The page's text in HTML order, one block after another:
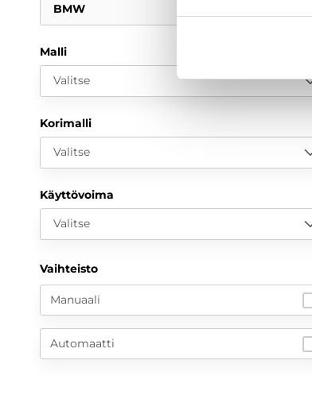
BMW
Malli
Valitse
Korimalli
Valitse
Käyttövoima
Valitse
Vaihteisto
Manuaali
Automaatti